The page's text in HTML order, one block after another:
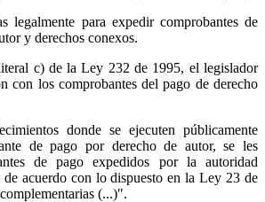
legalmente para expedir comprobantes de
y derechos conexos.
c) de la Ley 232 de 1995, el legislador
con los comprobantes del pago de derecho
donde se ejecuten públicamente
de pago por derecho de autor, se les
de pago expedidos por la autoridad
de acuerdo con lo dispuesto en la Ley 23 de
(...)".